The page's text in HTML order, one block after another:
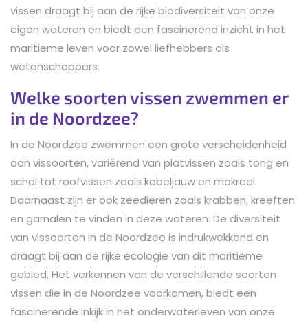
vissen draagt bij aan de rijke biodiversiteit van onze
eigen wateren en biedt een fascinerend inzicht in het
maritieme leven voor zowel liefhebbers als
wetenschappers.
Welke soorten vissen zwemmen er
in de Noordzee?
In de Noordzee zwemmen een grote verscheidenheid
aan vissoorten, variërend van platvissen zoals tong en
schol tot roofvissen zoals kabeljauw en makreel.
Daarnaast zijn er ook zeedieren zoals krabben, kreeften
en garnalen te vinden in deze wateren. De diversiteit
van vissoorten in de Noordzee is indrukwekkend en
draagt bij aan de rijke ecologie van dit maritieme
gebied. Het verkennen van de verschillende soorten
vissen die in de Noordzee voorkomen, biedt een
fascinerende inkijk in het onderwaterleven van onze